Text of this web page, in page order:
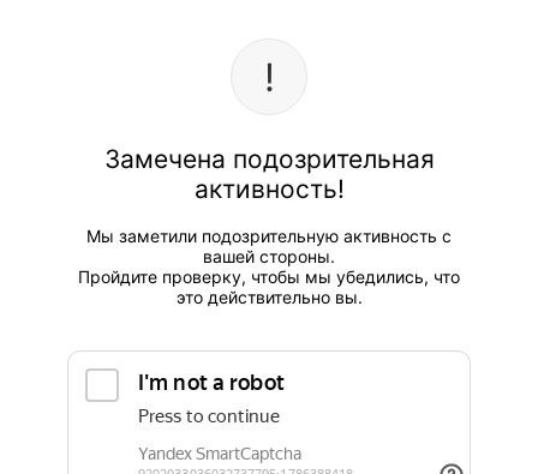
Замечена подозрительная
активность!
Мы заметили подозрительную активность с
вашей стороны.
Пройдите проверку, чтобы мы убедились, что
это действительно вы.